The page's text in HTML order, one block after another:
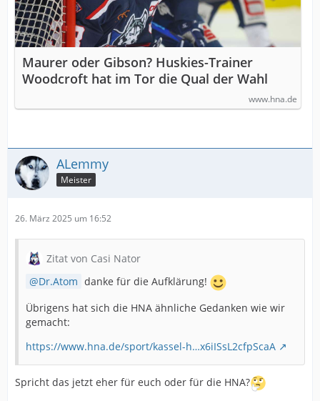
Maurer oder Gibson? Huskies-Trainer
Woodcroft hat im Tor die Qual der Wahl
www.hna.de
ALemmy
Meister
26. März 2025 um 16:52
Zitat von Casi Nator
Dr.Atom danke für die Aufklärung!
Übrigens hat sich die HNA ähnliche Gedanken wie wir
gemacht:
https://www.hna.de/sport/kassel-h…x6iISsL2cfpScaA
Spricht das jetzt eher für euch oder für die HNA?